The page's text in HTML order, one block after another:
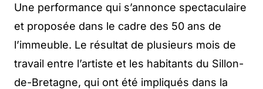
Une performance qui s’annonce spectaculaire
et proposée dans le cadre des 50 ans de
l’immeuble. Le résultat de plusieurs mois de
travail entre l’artiste et les habitants du Sillon-
de-Bretagne, qui ont été impliqués dans la